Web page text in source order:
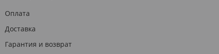
Оплата
Доставка
Гарантия и возврат